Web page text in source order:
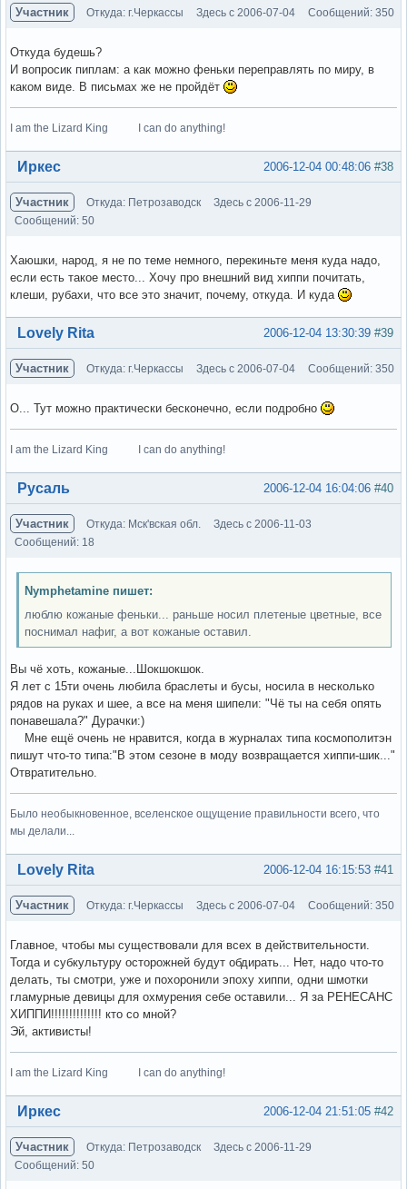
Участник Откуда: г.Черкассы Здесь с 2006-07-04 Сообщений: 350
Откуда будешь?
И вопросик пиплам: а как можно феньки переправлять по миру, в
каком виде. В письмах же не пройдёт
I am the Lizard King I can do anything!
Вне форума #38
2006-12-04 00:48:06
Иркес
Участник Откуда: Петрозаводск
Здесь с 2006-11-29
Сообщений: 50
Хаюшки, народ, я не по теме немного, перекиньте меня куда надо,
если есть такое место... Хочу про внешний вид хиппи почитать,
клеши, рубахи, что все это значит, почему, откуда. И куда
Вне форума #39
2006-12-04 13:30:39
Lovely Rita
Участник Откуда: г.Черкассы Здесь с 2006-07-04 Сообщений: 350
О... Тут можно практически бесконечно, если подробно
I am the Lizard King I can do anything!
Вне форума #40
2006-12-04 16:04:06
Русаль
Участник Откуда: Мск'вская обл.
Здесь с 2006-11-03
Сообщений: 18
Nymphetamine пишет:
люблю кожаные феньки... раньше носил плетеные цветные, все
поснимал нафиг, а вот кожаные оставил.
Вы чё хоть, кожаные...Шокшокшок.
Я лет с 15ти очень любила браслеты и бусы, носила в несколько
рядов на руках и шее, а все на меня шипели: "Чё ты на себя опять
понавешала?" Дурачки:)
Мне ещё очень не нравится, когда в журналах типа космополитэн
пишут что-то типа:"В этом сезоне в моду возвращается хиппи-шик..."
Отвратительно.
Было необыкновенное, вселенское ощущение правильности всего, что
мы делали...
Вне форума #41
2006-12-04 16:15:53
Lovely Rita
Участник Откуда: г.Черкассы Здесь с 2006-07-04 Сообщений: 350
Главное, чтобы мы существовали для всех в действительности.
Тогда и субкультуру осторожней будут обдирать... Нет, надо что-то
делать, ты смотри, уже и похоронили эпоху хиппи, одни шмотки
гламурные девицы для охмурения себе оставили... Я за РЕНЕСАНС
ХИППИ!!!!!!!!!!!!!! кто со мной?
Эй, активисты!
I am the Lizard King I can do anything!
Вне форума #42
2006-12-04 21:51:05
Иркес
Участник Откуда: Петрозаводск
Здесь с 2006-11-29
Сообщений: 50